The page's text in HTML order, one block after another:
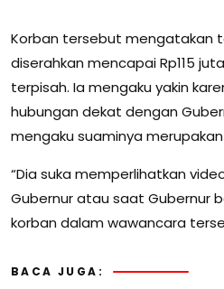
Korban tersebut mengatakan
diserahkan mencapai Rp115
terpisah. Ia mengaku yakin
hubungan dekat dengan
mengaku suaminya
“Dia suka memperlihatkan
Gubernur atau saat Gubernur
korban dalam wawancara
BACA JUGA: